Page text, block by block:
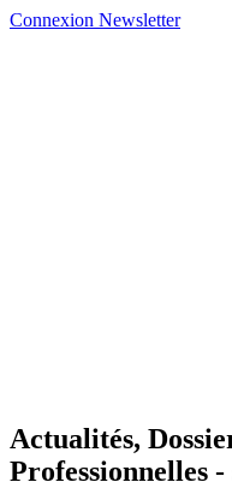
Connexion Newsletter
Actualités,
Professionnelles -